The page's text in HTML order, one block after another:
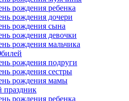
рождения ребенка
рождения дочери
рождения сына
рождения девочки
рождения мальчика
рождения подруги
рождения сестры
рождения мамы
праздник
рождения ребенка